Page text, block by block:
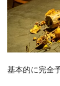
基本的に完全